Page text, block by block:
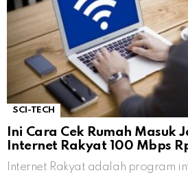
SCI-TECH
Ini Cara Cek Rumah Masuk
Internet Rakyat 100 Mbps
Internet Rakyat adalah program